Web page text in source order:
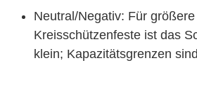
Neutral/Negativ: Für größere
Kreisschützenfeste ist das
klein; Kapazitätsgrenzen